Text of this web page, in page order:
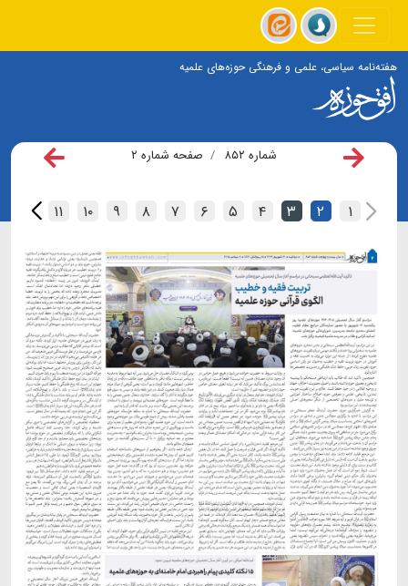
هفته‌نامه سیاسی، علمی و فرهنگی حوزه‌های علمیه
شماره ۸۵۲ صفحه شماره ۲
۱ ۲ ۳ ۴ ۵ ۶ ۷ ۸ ۹ ۱۰ ۱۱ ۱۲